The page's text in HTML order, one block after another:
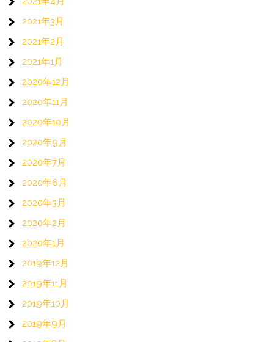
2021年3月
2021年2月
2021年1月
2020年12月
2020年11月
2020年10月
2020年9月
2020年7月
2020年6月
2020年3月
2020年2月
2020年1月
2019年12月
2019年11月
2019年10月
2019年9月